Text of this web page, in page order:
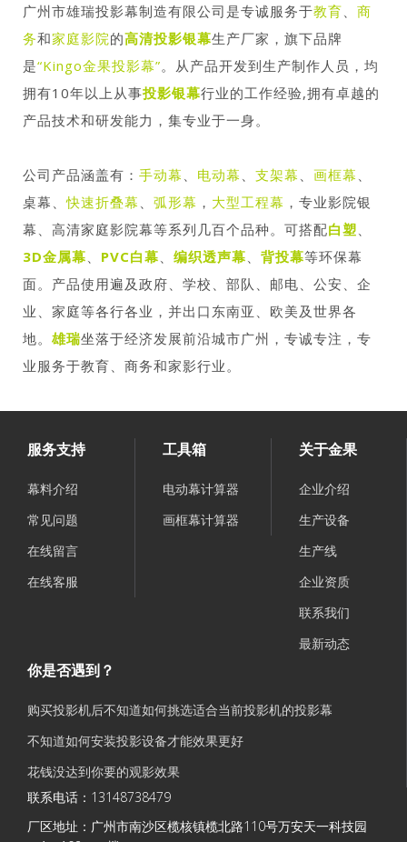
广州市雄瑞投影幕制造有限公司是专诚服务于教育
商
务和家庭影院的高清投影银幕生产厂家，旗下品牌
是“Kingo金果投影幕”。从产品开发到生产制作人员，均
拥有10年以上从事投影银幕行业的工作经验,拥有卓越的
产品技术和研发能力，集专业于一身。
公司产品涵盖有： 手动幕 电动幕 支架幕 画框幕
桌幕、快速折叠幕 弧形幕 ， 大型工程幕 ，专业影院银
幕、高清家庭影院幕等系列几百个品种。可搭配白塑
3D金属幕
PVC白幕 编织透声幕 背投幕等环保幕
面。产品使用遍及政府、学校、部队、邮电、公安、企
业、家庭等各行各业，并出口东南亚、欧美及世界各
地。 雄瑞坐落于经济发展前沿城市广州，专诚专注，专
业服务于教育、商务和家影行业。
服务支持
幕料介绍
常见问题
在线留言
在线客服
工具箱
电动幕计算器
画框幕计算器
关于金果
企业介绍
生产设备
生产线
企业资质
联系我们
最新动态
你是否遇到？
购买投影机后不知道如何挑选适合当前投影机的投影幕
不知道如何安装投影设备才能效果更好
花钱没达到你要的观影效果
联系电话：13148738479
厂区地址： 广州市南沙区榄核镇榄北路110号万安天一科技园